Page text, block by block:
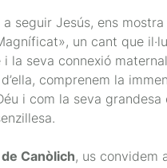
seguir Jesús, ens
un cant que
la seva connexió
comprenem la
i com la seva grandesa
Canòlich, us convidem